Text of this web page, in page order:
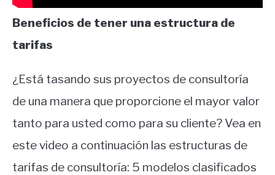
Beneficios de tener una estructura de
tarifas
¿Está tasando sus proyectos de consultoría
de una manera que proporcione el mayor valor
tanto para usted como para su cliente? Vea en
este video a continuación las estructuras de
tarifas de consultoría: 5 modelos clasificados